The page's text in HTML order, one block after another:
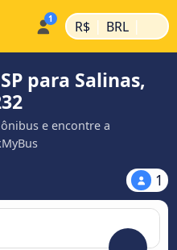
R$ | BRL |
para Salinas,
e encontre a
1